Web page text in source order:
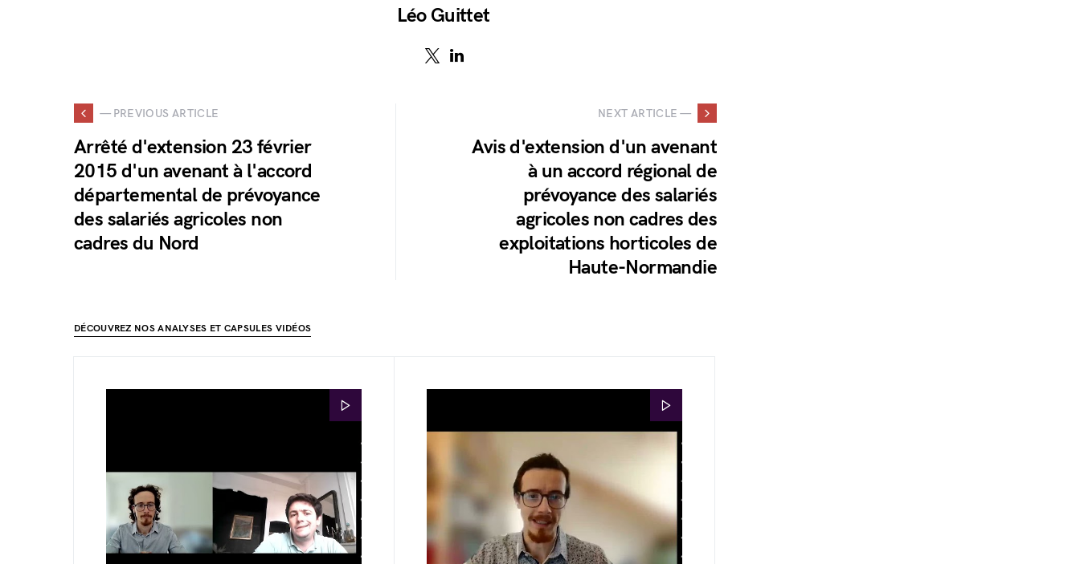
Léo Guittet
— PREVIOUS ARTICLE
Arrêté d'extension 23 février
2015 d'un avenant à l'accord
départemental de prévoyance
des salariés agricoles non
cadres du Nord
NEXT ARTICLE —
Avis d'extension d'un avenant
à un accord régional de
prévoyance des salariés
agricoles non cadres des
exploitations horticoles de
Haute-Normandie
DÉCOUVREZ NOS ANALYSES ET CAPSULES VIDÉOS